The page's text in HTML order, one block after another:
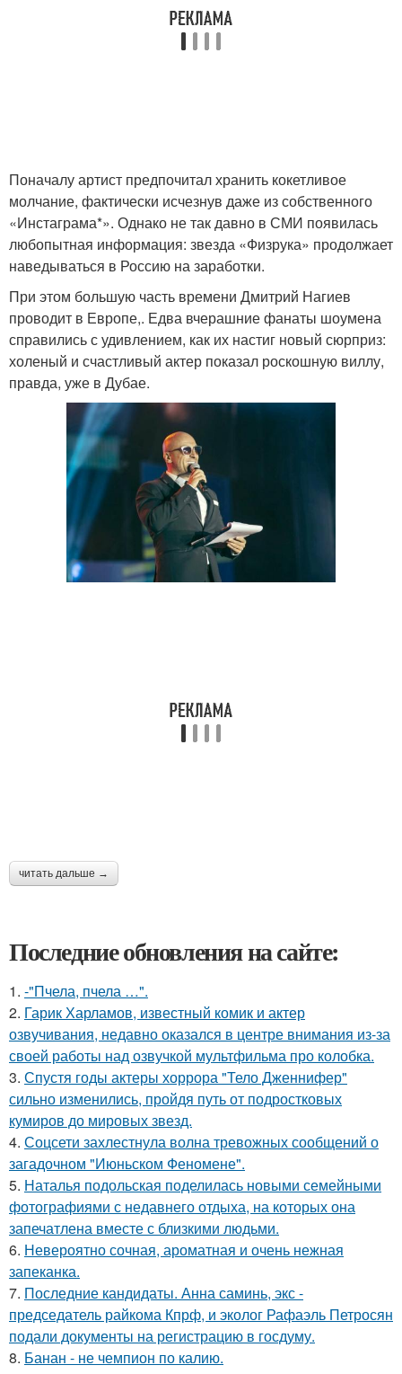
Поначалу артист предпочитал хранить кокетливое
молчание, фактически исчезнув даже из собственного
«Инстаграма*». Однако не так давно в СМИ появилась
любопытная информация: звезда «Физрука» продолжает
наведываться в Россию на заработки.
При этом большую часть времени Дмитрий Нагиев
проводит в Европе,. Едва вчерашние фанаты шоумена
справились с удивлением, как их настиг новый сюрприз:
холеный и счастливый актер показал роскошную виллу,
правда, уже в Дубае.
читать дальше →
Последние обновления на сайте:
1. -"Пчела, пчела …".
2. Гарик Харламов, известный комик и актер
озвучивания, недавно оказался в центре внимания из-за
своей работы над озвучкой мультфильма про колобка.
3. Спустя годы актеры хоррора "Тело Дженнифер"
сильно изменились, пройдя путь от подростковых
кумиров до мировых звезд.
4. Соцсети захлестнула волна тревожных сообщений о
загадочном "Июньском Феномене".
5. Наталья подольская поделилась новыми семейными
фотографиями с недавнего отдыха, на которых она
запечатлена вместе с близкими людьми.
6. Невероятно сочная, ароматная и очень нежная
запеканка.
7. Последние кандидаты. Анна саминь, экс -
председатель райкома Кпрф, и эколог Рафаэль Петросян
подали документы на регистрацию в госдуму.
8. Банан - не чемпион по калию.